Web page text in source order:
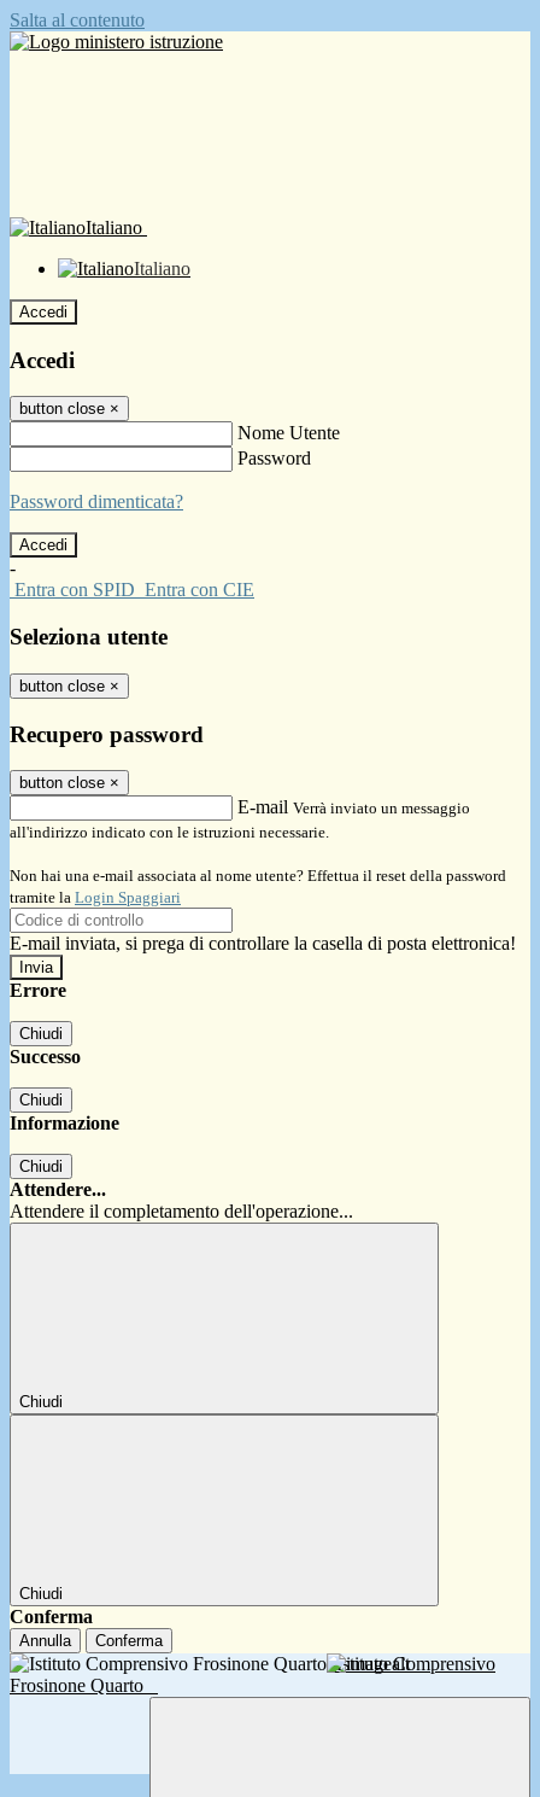
Salta al contenuto
Italiano
Italiano
Accedi
Accedi
button close ×
Nome Utente
Password
Password dimenticata?
-
Entra con SPID Entra con CIE
Seleziona utente
button close ×
Recupero password
button close ×
E-mail Verrà inviato un messaggio
all'indirizzo indicato con le istruzioni necessarie.
Non hai una e-mail associata al nome utente? Effettua il reset della password
tramite la Login Spaggiari
E-mail inviata, si prega di controllare la casella di posta elettronica!
Errore
Chiudi
Successo
Chiudi
Informazione
Chiudi
Attendere...
Attendere il completamento dell'operazione...
Chiudi
Chiudi
Conferma
Annulla Conferma
Istituto Comprensivo
Frosinone Quarto